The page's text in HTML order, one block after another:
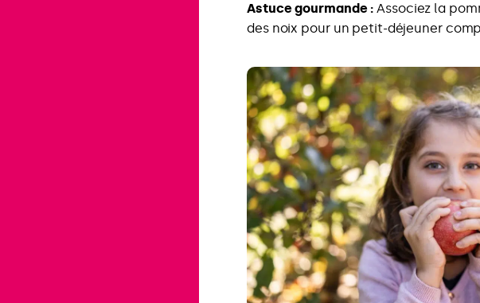
Astuce gourmande : Associez la
des noix pour un petit-déjeuner